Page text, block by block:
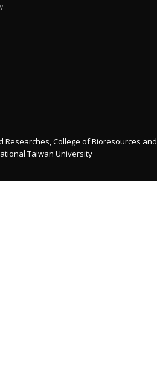
Researches, College of Bioresources and
Taiwan University